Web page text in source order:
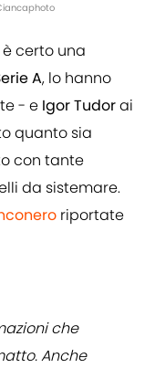
certo una
A, lo hanno
- e Igor Tudorai
quanto sia
con tante
da sistemare.
riportate
che
Anche